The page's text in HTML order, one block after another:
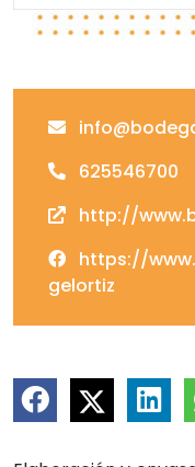
625546700
http://
https://
gelortiz